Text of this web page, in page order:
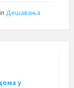
in Дешавања
у